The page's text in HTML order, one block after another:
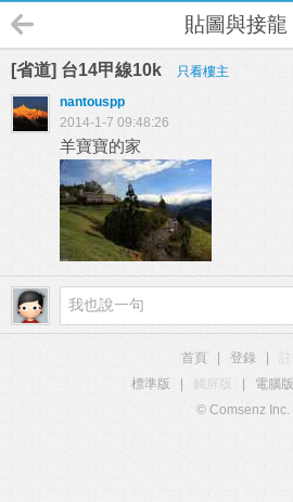
貼圖與接龍
[省道] 台14甲線10k
只看樓主
nantouspp
2014-1-7 09:48:26
羊寶寶的家
首頁 登錄
標準版
觸屏版 電腦版
© Comsenz Inc.